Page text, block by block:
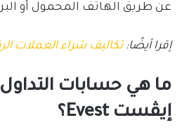
عن طريق الهاتف المحمول أو
إقرا أيضًا:تكاليف شراء العملات
ما هي حسابات
إيڤست Evest؟